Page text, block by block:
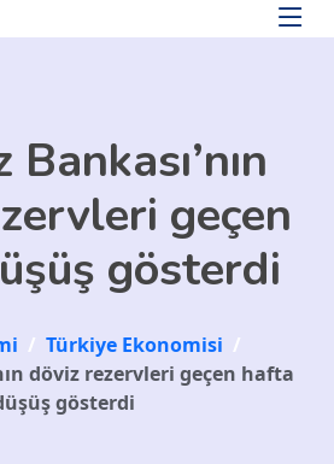
geçen
gösterdi
/ Türkiye Ekonomisi /
döviz rezervleri geçen hafta
gösterdi